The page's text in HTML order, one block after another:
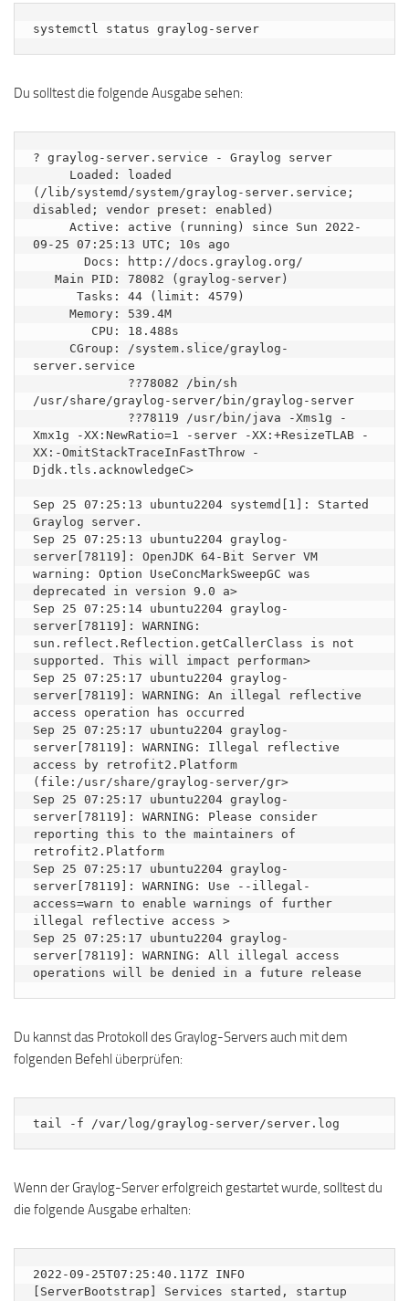
systemctl status graylog-server
Du solltest die folgende Ausgabe sehen:
? graylog-server.service - Graylog server
(/lib/systemd/system/graylog-server.service;
disabled; vendor preset: enabled)
09-25 07:25:13 UTC; 10s ago
server.service
/usr/share/graylog-server/bin/graylog-server
Xmx1g -XX:NewRatio=1 -server -XX:+ResizeTLAB -
XX:-OmitStackTraceInFastThrow -
Djdk.tls.acknowledgeC>
Sep 25 07:25:13 ubuntu2204 systemd[1]: Started
Graylog server.
Sep 25 07:25:13 ubuntu2204 graylog-
server[78119]: OpenJDK 64-Bit Server VM
warning: Option UseConcMarkSweepGC was
deprecated in version 9.0 a>
Sep 25 07:25:14 ubuntu2204 graylog-
server[78119]: WARNING:
sun.reflect.Reflection.getCallerClass is not
supported. This will impact performan>
Sep 25 07:25:17 ubuntu2204 graylog-
server[78119]: WARNING: An illegal reflective
access operation has occurred
Sep 25 07:25:17 ubuntu2204 graylog-
server[78119]: WARNING: Illegal reflective
access by retrofit2.Platform
(file:/usr/share/graylog-server/gr>
Sep 25 07:25:17 ubuntu2204 graylog-
server[78119]: WARNING: Please consider
reporting this to the maintainers of
retrofit2.Platform
Sep 25 07:25:17 ubuntu2204 graylog-
server[78119]: WARNING: Use --illegal-
access=warn to enable warnings of further
illegal reflective access >
Sep 25 07:25:17 ubuntu2204 graylog-
server[78119]: WARNING: All illegal access
Du kannst das Protokoll des Graylog-Servers auch mit dem
folgenden Befehl überprüfen:
tail -f /var/log/graylog-server/server.log
Wenn der Graylog-Server erfolgreich gestartet wurde, solltest du
die folgende Ausgabe erhalten:
2022-09-25T07:25:40.117Z INFO
[ServerBootstrap] Services started, startup